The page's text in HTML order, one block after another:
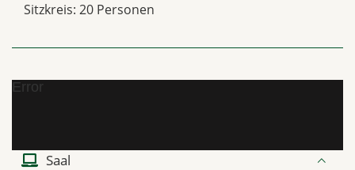
Sitzkreis: 20 Personen
Error
Saal